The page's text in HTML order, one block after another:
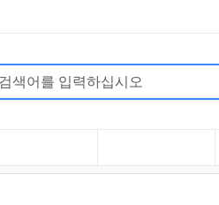
검색어 필수